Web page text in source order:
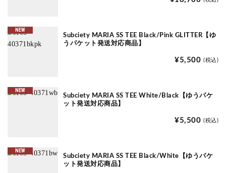
NEW
Subciety MARIA SS TEE Black/Pink GLITTER【ゆ
うパケット発送対応商品】
¥5,500 (税込)
NEW
Subciety MARIA SS TEE White/Black【ゆうパケ
ット発送対応商品】
¥5,500 (税込)
NEW
Subciety MARIA SS TEE Black/White【ゆうパケ
ット発送対応商品】